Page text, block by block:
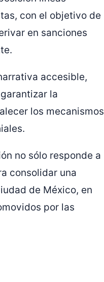
con el objetivo de
en sanciones
accesible,
la
los mecanismos
no sólo responde a
consolidar una
de México, en
por las